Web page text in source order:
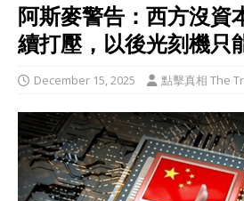
阿斯麥警告：西方沒資
續打壓，以後光刻機只
December 15, 2025 點擊真相 The